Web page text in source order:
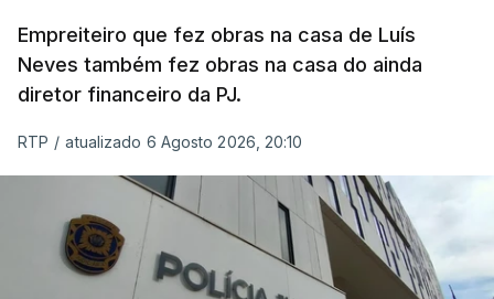
Empreiteiro que fez obras na casa de Luís
Neves também fez obras na casa do ainda
diretor financeiro da PJ.
RTP / atualizado 6 Agosto 2026, 20:10